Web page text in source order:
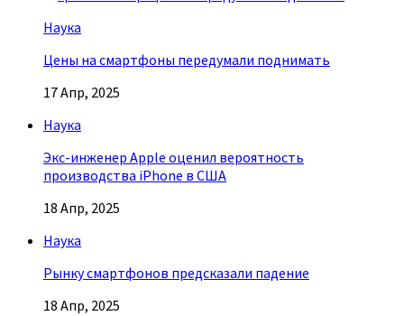
Наука
Цены на смартфоны передумали поднимать
17 Апр, 2025
Наука
Экс-инженер Apple оценил вероятность
производства iPhone в США
18 Апр, 2025
Наука
Рынку смартфонов предсказали падение
18 Апр, 2025